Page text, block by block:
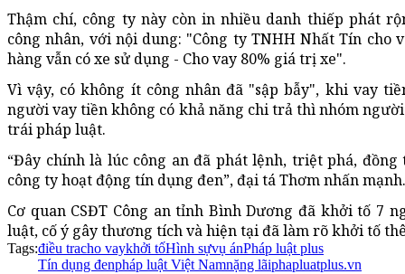
Thậm chí, công ty này còn in nhiều danh thiếp phát
công nhân, với nội dung: "Công ty TNHH Nhất Tín cho
hàng vẫn có xe sử dụng - Cho vay 80% giá trị xe".
Vì vậy, có không ít công nhân đã "sập bẫy", khi vay
người vay tiền không có khả năng chi trả thì nhóm
trái pháp luật.
“Đây chính là lúc công an đã phát lệnh, triệt phá,
công ty hoạt động tín dụng đen”, đại tá Thơm nhấn mạnh.
Cơ quan CSĐT Công an tỉnh Bình Dương đã khởi tố 7
luật, cố ý gây thương tích và hiện tại đã làm rõ khởi tố
Tags:điều tracho vaykhởi tốHình sựvụ ánPháp luật plus
Tín dụng đenpháp luật Việt Namnặng lãiphapluatplus.vn